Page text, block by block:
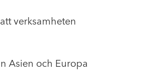
verksamheten
Asien och Europa